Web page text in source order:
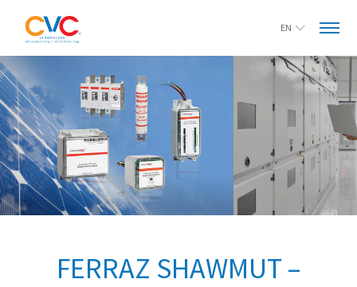
EN
FERRAZ SHAWMUT –